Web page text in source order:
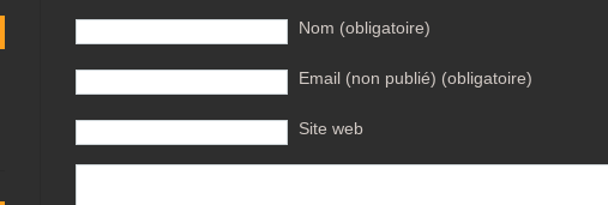
Nom (obligatoire)
Email (non publié) (obligatoire)
Site web